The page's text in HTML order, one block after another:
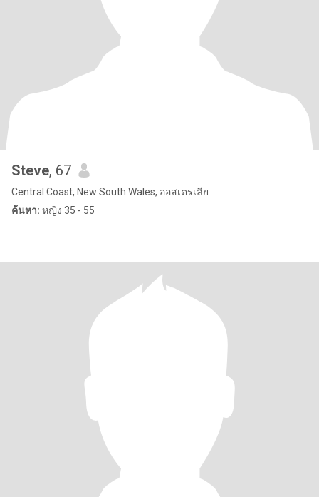
Steve, 67
Central Coast, New South Wales, ออสเตรเลีย
ค้นหา: หญิง 35 - 55